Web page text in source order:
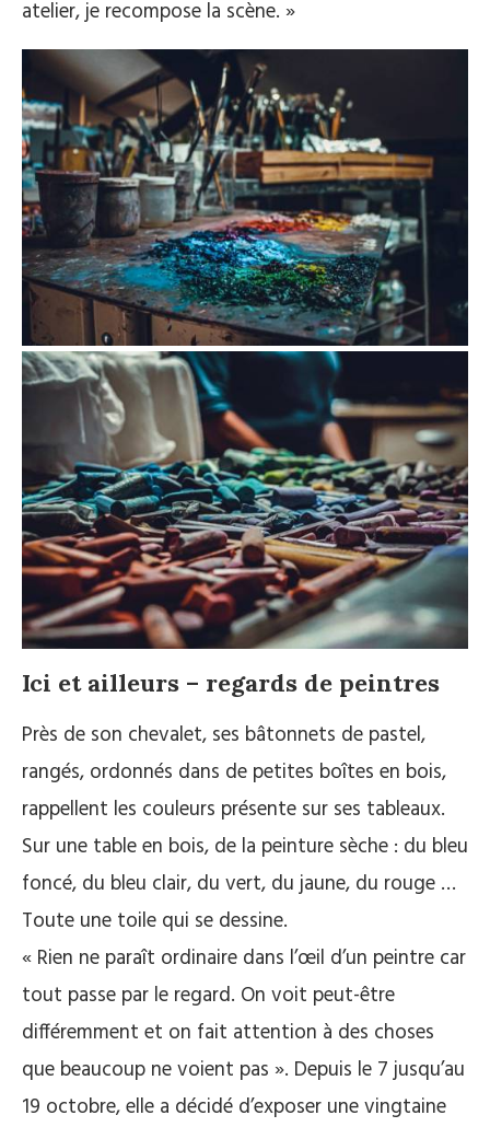
atelier, je recompose la scène. »
Ici et ailleurs – regards de peintres
Près de son chevalet, ses bâtonnets de pastel,
rangés, ordonnés dans de petites boîtes en bois,
rappellent les couleurs présente sur ses tableaux.
Sur une table en bois, de la peinture sèche : du bleu
foncé, du bleu clair, du vert, du jaune, du rouge …
Toute une toile qui se dessine.
« Rien ne paraît ordinaire dans l’œil d’un peintre car
tout passe par le regard. On voit peut-être
différemment et on fait attention à des choses
que beaucoup ne voient pas ». Depuis le 7 jusqu’au
19 octobre, elle a décidé d’exposer une vingtaine